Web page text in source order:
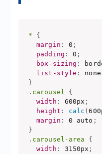
*
{
margin : 0 ;
padding : 0 ;
box-sizing :
list-style : none
}
.carousel
{
width : 600px ;
height : calc (
margin : 0 auto ;
}
.carousel-area
{
width : 3150px ;